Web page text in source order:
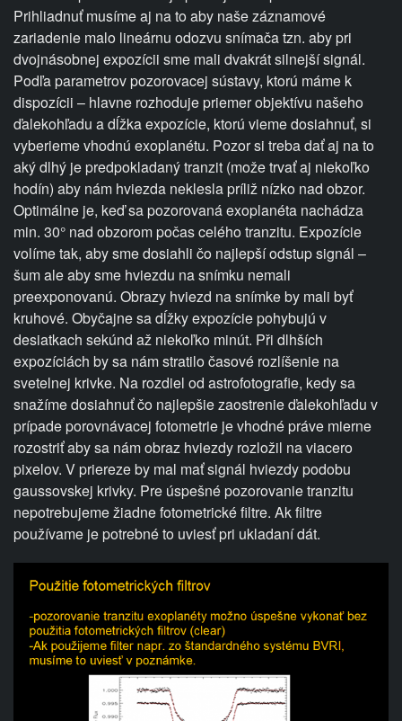
Prihliadnuť musíme aj na to aby naše záznamové
zariadenie malo lineárnu odozvu snímača tzn. aby pri
dvojnásobnej expozícii sme mali dvakrát silnejší signál.
Podľa parametrov pozorovacej sústavy, ktorú máme k
dispozícii – hlavne rozhoduje priemer objektívu našeho
ďalekohľadu a dĺžka expozície, ktorú vieme dosiahnuť, si
vyberieme vhodnú exoplanétu. Pozor si treba dať aj na to
aký dlhý je predpokladaný tranzit (može trvať aj niekoľko
hodín) aby nám hviezda neklesla príliž nízko nad obzor.
Optimálne je, keď sa pozorovaná exoplanéta nachádza
min. 30° nad obzorom počas celého tranzitu. Expozície
volíme tak, aby sme dosiahli čo najlepší odstup signál –
šum ale aby sme hviezdu na snímku nemali
preexponovanú. Obrazy hviezd na snímke by mali byť
kruhové. Obyčajne sa dĺžky expozície pohybujú v
desiatkach sekúnd až niekoľko minút. Při dlhších
expozíciách by sa nám stratilo časové rozlíšenie na
svetelnej krivke. Na rozdiel od astrofotografie, kedy sa
snažíme dosiahnuť čo najlepšie zaostrenie ďalekohľadu v
prípade porovnávacej fotometrie je vhodné práve mierne
rozostriť aby sa nám obraz hviezdy rozložil na viacero
pixelov. V priereze by mal mať signál hviezdy podobu
gaussovskej krivky. Pre úspešné pozorovanie tranzitu
nepotrebujeme žiadne fotometrické filtre. Ak filtre
používame je potrebné to uviesť pri ukladaní dát.